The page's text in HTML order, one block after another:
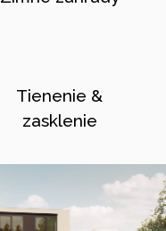
Tienenie &
zasklenie